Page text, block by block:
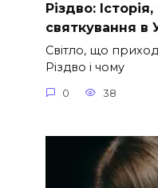
Різдво:
святкування в
Світло, що
Різдво і чому
0 38